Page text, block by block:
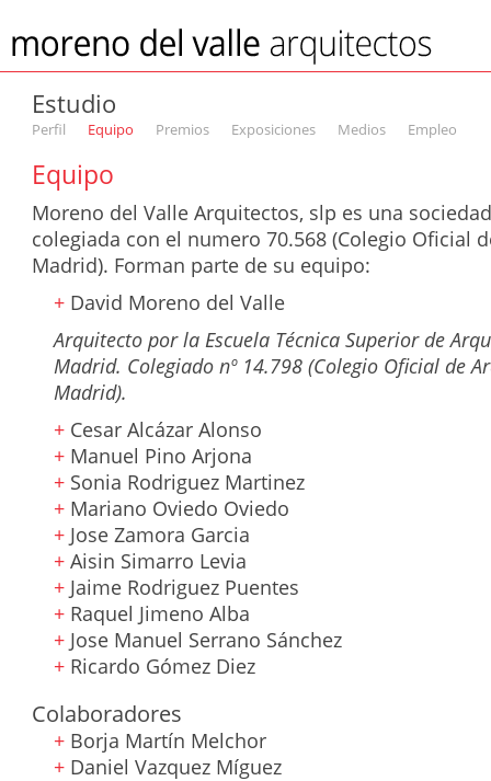
Estudio
Perfil Equipo Premios Exposiciones Medios Empleo
Equipo
Moreno del Valle Arquitectos, slp es una
colegiada con el numero 70.568 (Colegio Oficial
Madrid). Forman parte de su equipo:
+ David Moreno del Valle
Arquitecto por la Escuela Técnica Superior de
Madrid. Colegiado nº 14.798 (Colegio Oficial de
Madrid).
+ Cesar Alcázar Alonso
+ Manuel Pino Arjona
+ Sonia Rodriguez Martinez
+ Mariano Oviedo Oviedo
+ Jose Zamora Garcia
+ Aisin Simarro Levia
+ Jaime Rodriguez Puentes
+ Raquel Jimeno Alba
+ Jose Manuel Serrano Sánchez
+ Ricardo Gómez Diez
Colaboradores
+ Borja Martín Melchor
+ Daniel Vazquez Míguez